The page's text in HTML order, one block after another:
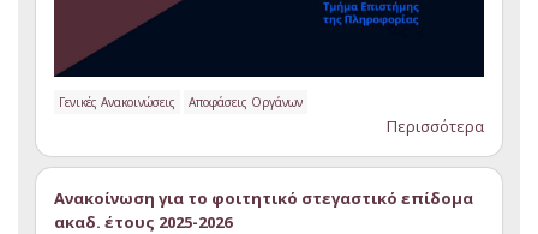
Γενικές Ανακοινώσεις Αποφάσεις Οργάνων
Περισσότερα
Ανακοίνωση για το φοιτητικό στεγαστικό επίδομα
ακαδ. έτους 2025-2026